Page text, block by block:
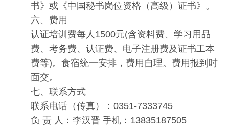
书》或《中国秘书岗位资格（高级）证书》。
六、费用
认证培训费每人1500元(含资料费、学习用品
费、考务费、认证费、电子注册费及证书工本
费等)。食宿统一安排，费用自理。费用报到时
面交。
七、联系方式
联系电话（传真）：0351-7333745
负 责 人：李汉晋 手机：13835187505